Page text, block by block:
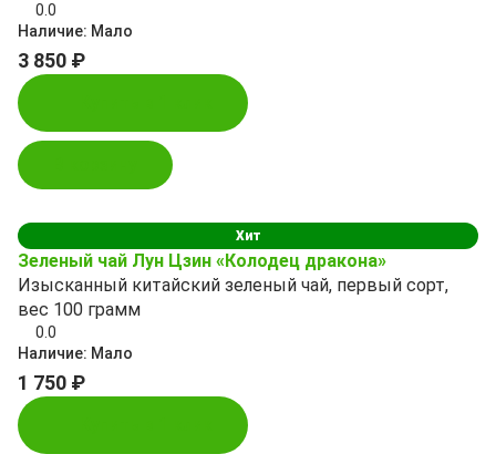
0.0
Наличие: Мало
3 850 ₽
Хит
Зеленый чай Лун Цзин «Колодец дракона»
Изысканный китайский зеленый чай, первый сорт,
вес 100 грамм
0.0
Наличие: Мало
1 750 ₽